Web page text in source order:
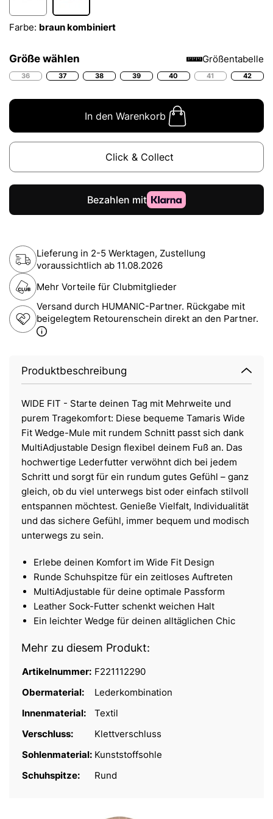
Farbe: braun kombiniert
Größe wählen Größentabelle
36 37 38 39 40 41 42
In den Warenkorb
Click & Collect
Lieferung in 2-5 Werktagen, Zustellung
voraussichtlich ab 11.08.2026
Mehr Vorteile für Clubmitglieder
Versand durch HUMANIC-Partner. Rückgabe mit
beigelegtem Retourenschein direkt an den Partner.
Produktbeschreibung
WIDE FIT - Starte deinen Tag mit Mehrweite und
purem Tragekomfort: Diese bequeme Tamaris Wide
Fit Wedge-Mule mit rundem Schnitt passt sich dank
MultiAdjustable Design flexibel deinem Fuß an. Das
hochwertige Lederfutter verwöhnt dich bei jedem
Schritt und sorgt für ein rundum gutes Gefühl – ganz
gleich, ob du viel unterwegs bist oder einfach stilvoll
entspannen möchtest. Genieße Vielfalt, Individualität
und das sichere Gefühl, immer bequem und modisch
unterwegs zu sein.
Erlebe deinen Komfort im Wide Fit Design
Runde Schuhspitze für ein zeitloses Auftreten
MultiAdjustable für deine optimale Passform
Leather Sock-Futter schenkt weichen Halt
Ein leichter Wedge für deinen alltäglichen Chic
Mehr zu diesem Produkt:
Artikelnummer: F221112290
Obermaterial:
Lederkombination
Innenmaterial:
Textil
Verschluss:
Klettverschluss
Sohlenmaterial: Kunststoffsohle
Schuhspitze:
Rund